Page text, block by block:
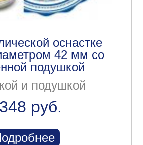
оснастке
42 мм со
подушкой
и подушкой
руб.